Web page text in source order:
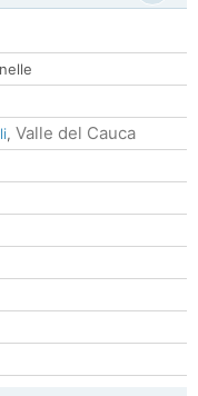
, Valle del Cauca